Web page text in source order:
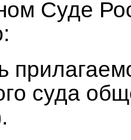
Суде
суда